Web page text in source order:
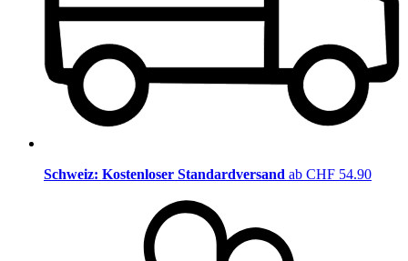
Schweiz: Kostenloser Standardversand ab CHF 54.90